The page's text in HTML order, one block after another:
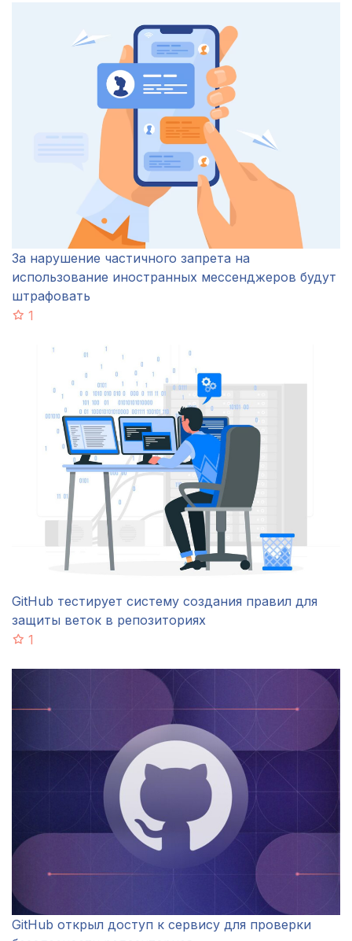
За нарушение частичного запрета на
использование иностранных мессенджеров будут
штрафовать
1
GitHub тестирует систему создания правил для
защиты веток в репозиториях
1
GitHub открыл доступ к сервису для проверки